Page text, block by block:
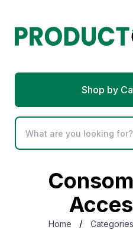
Shop by
Home / Categories